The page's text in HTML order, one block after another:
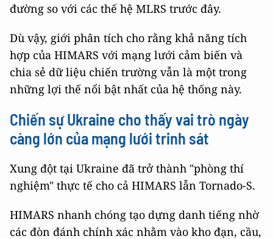
đường so với các thế hệ MLRS trước đây.
Dù vậy, giới phân tích cho rằng khả năng tích
hợp của HIMARS với mạng lưới cảm biến và
chia sẻ dữ liệu chiến trường vẫn là một trong
những lợi thế nổi bật nhất của hệ thống này.
Chiến sự Ukraine cho thấy vai trò ngày
càng lớn của mạng lưới trinh sát
Xung đột tại Ukraine đã trở thành "phòng thí
nghiệm" thực tế cho cả HIMARS lẫn Tornado-S.
HIMARS nhanh chóng tạo dựng danh tiếng nhờ
các đòn đánh chính xác nhằm vào kho đạn, cầu,